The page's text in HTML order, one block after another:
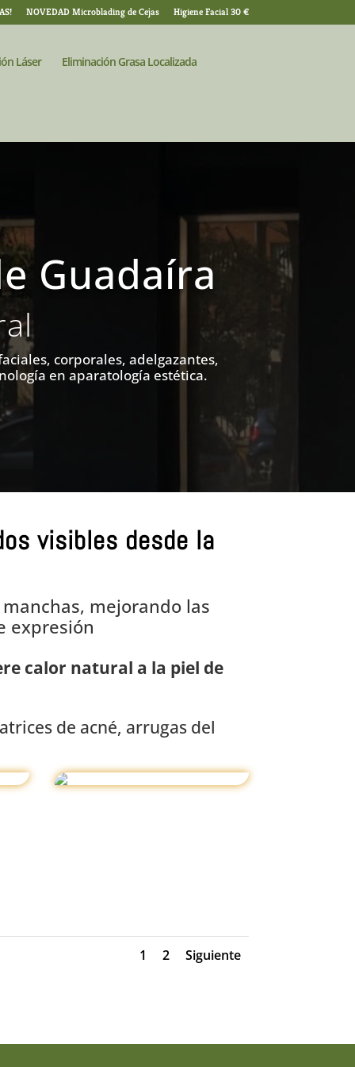
NOVEDAD Microblading de Cejas Higiene Facial 30 €
Láser Eliminación Grasa Localizada
Guadaíra
corporales, adelgazantes,
en aparatología estética.
visibles desde la
mejorando las
expresión
calor natural a la piel de
de acné, arrugas del
1 2 Siguiente